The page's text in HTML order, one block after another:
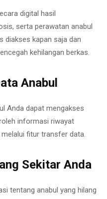
digital hasil
serta perawatan anabul
diakses kapan saja dan
kehilangan berkas.
Anabul
Anda dapat mengakses
informasi riwayat
fitur transfer data.
Sekitar Anda
tentang anabul yang hilang